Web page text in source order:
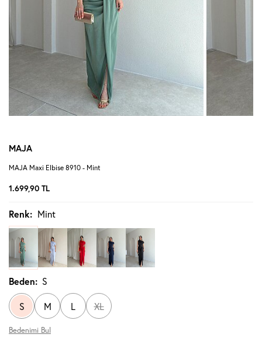
MAJA
MAJA Maxi Elbise 8910 - Mint
1.699,90 TL
Renk: Mint
Beden: S
S M L XL
Bedenimi Bul